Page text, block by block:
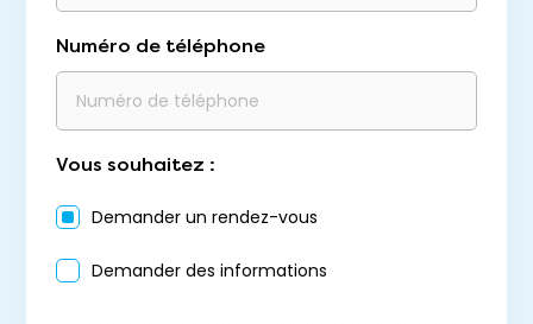
Numéro de téléphone
Vous souhaitez :
Demander un rendez-vous
Demander des informations